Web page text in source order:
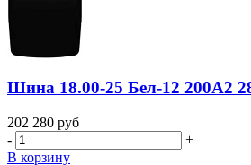
Шина 18.00-25 Бел-12 200A2
202 280 руб
-
+
В корзину